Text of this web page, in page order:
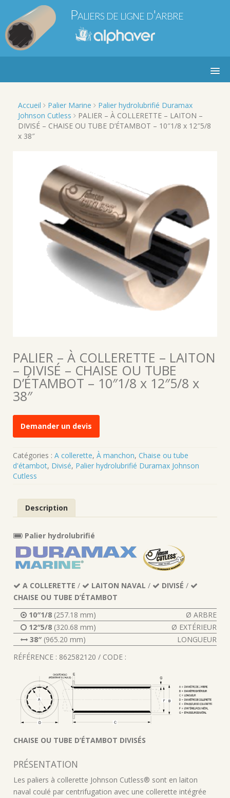
Paliers de ligne d'arbre
Alphaver Marine et Industrie
Accueil Palier Marine
Palier hydrolubrifié Duramax
Johnson Cutless
PALIER – À COLLERETTE – LAITON –
DIVISÉ – CHAISE OU TUBE D’ÉTAMBOT – 10″1/8 x 12″5/8
x 38″
PALIER – À COLLERETTE – LAITON
– DIVISÉ – CHAISE OU TUBE
D’ÉTAMBOT – 10″1/8 x 12″5/8 x
38″
Demander un devis
Catégories : A collerette, À manchon, Chaise ou tube
d'étambot, Divisé, Palier hydrolubrifié Duramax Johnson
Cutless
Description
Palier hydrolubrifié
A COLLERETTE / LAITON NAVAL / DIVISÉ /
CHAISE OU TUBE D’ÉTAMBOT
Ø ARBRE
10″1/8 (257.18 mm)
Ø EXTÉRIEUR
12″5/8 (320.68 mm)
LONGUEUR
38″ (965.20 mm)
RÉFÉRENCE : 862582120 / CODE :
CHAISE OU TUBE D’ÉTAMBOT DIVISÉS
PRÉSENTATION
Les paliers à collerette Johnson Cutless® sont en laiton
naval coulé par centrifugation avec une collerette intégrée